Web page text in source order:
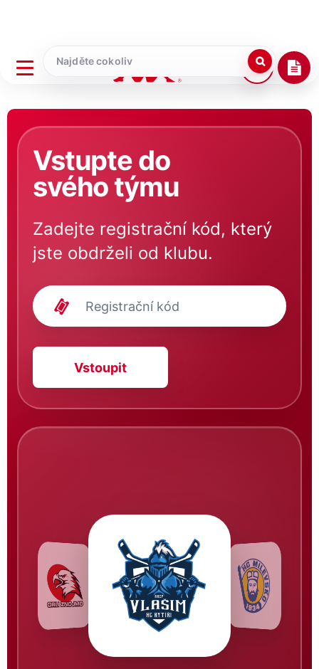
Vstupte do
svého týmu
Zadejte registrační kód, který
jste obdrželi od klubu.
Vstoupit